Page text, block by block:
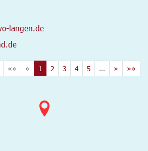
langen.de
«« « 1 2 3 4 5 ... » »»